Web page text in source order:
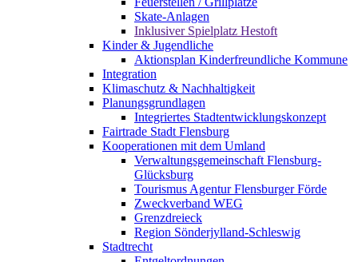
Skate-Anlagen
Inklusiver Spielplatz Hestoft
Kinder & Jugendliche
Aktionsplan Kinderfreundliche Kommune
Integration
Klimaschutz & Nachhaltigkeit
Planungsgrundlagen
Integriertes Stadtentwicklungskonzept
Fairtrade Stadt Flensburg
Kooperationen mit dem Umland
Verwaltungsgemeinschaft Flensburg-
Glücksburg
Tourismus Agentur Flensburger Förde
Zweckverband WEG
Grenzdreieck
Region Sönderjylland-Schleswig
Stadtrecht